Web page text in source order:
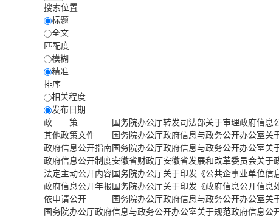
搜索位置
标题
全文
匹配度
模糊
精准
排序
相关程度
发布日期
政 策
其他政策文件
政府信息公开指南
政府信息公开制度
法定主动公开内容
政府信息公开年报
依申请公开
国务院办公厅转发司法部关于审理政府信息
国务院办公厅政府信息与政务公开办公室关
国务院办公厅政府信息与政务公开办公室
安徽省财政厅安徽省发展和改革委员会关于
国务院办公厅关于印发《公共企事业单位信
国务院办公厅关于印发《政府信息公开信息
国务院办公厅政府信息与政务公开办公室
国务院办公厅政府信息与政务公开办公室关于规范政府信息公